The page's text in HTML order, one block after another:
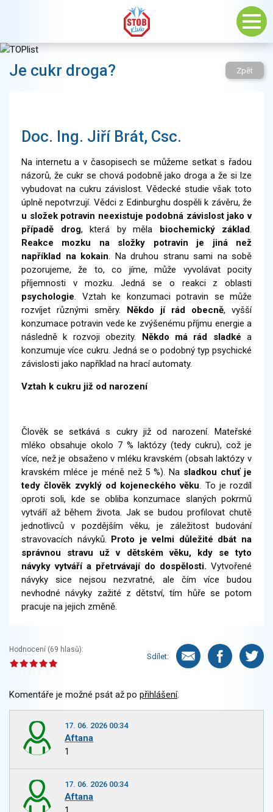
Je cukr droga? Zpět
Doc. Ing. Jiří Brát, Csc.
Na internetu a v časopisech se můžeme setkat s řadou
názorů, že cukr se chová podobně jako droga a že si lze
vybudovat na cukru závislost. Vědecké studie však toto
úplně nepotvrzují. Vědci z Edinburghu dospěli k závěru, že
u složek potravin neexistuje podobná závislost jako v
případě drog, která by měla biochemický základ
Reakce mozku na složky potravin je jiná než
například na kokain . Na druhou stranu sami na sobě
pozorujeme, že to, co jíme, může vyvolávat pocity
příjemnosti v mozku. Jedná se o reakci z oblasti
psychologie . Vztah ke konzumaci potravin se může
rozvíjet různými směry. Někdo jí rád obecně, vyšší
konzumace potravin vede ke zvýšenému příjmu energie a
následně k rozvoji obezity. Někdo má rád sladké a
konzumuje více cukru. Jedná se o podobný typ psychické
závislosti jako například na hrací automaty.
Vztah k cukru již od narození
Člověk se setkává s cukry již od narození. Mateřské
mléko obsahuje okolo 7 % laktózy (tedy cukru), což je
více, než je obsaženo v mléku kravském (obsah laktózy v
kravském mléce je méně než 5 %). Na sladkou chuť je
tedy člověk zvyklý od kojeneckého věku . To je rozdíl
oproti soli, kde se obliba konzumace slaných pokrmů
vytváří až během života. Jak se budou profilovat chutě
jednotlivců v pozdějším věku, je záležitost budování
stravovacích návyků. Proto je velmi důležité dbát na
správnou stravu už v dětském věku, kdy se tyto
návyky vytváří a přetrvávají do dospělosti. Vytvořené
návyky sice nejsou nezvratné, ale čím více budou
nevhodné návyky zažité z dětství, tím hůře se potom
pracuje na jejich změně.
Hodnocení (69 hlasů):
Sdílet:
Komentáře je možné psát až po přihlášení.
17. 06. 2026 00:34
Aftana
1
17. 06. 2026 00:34
Aftana